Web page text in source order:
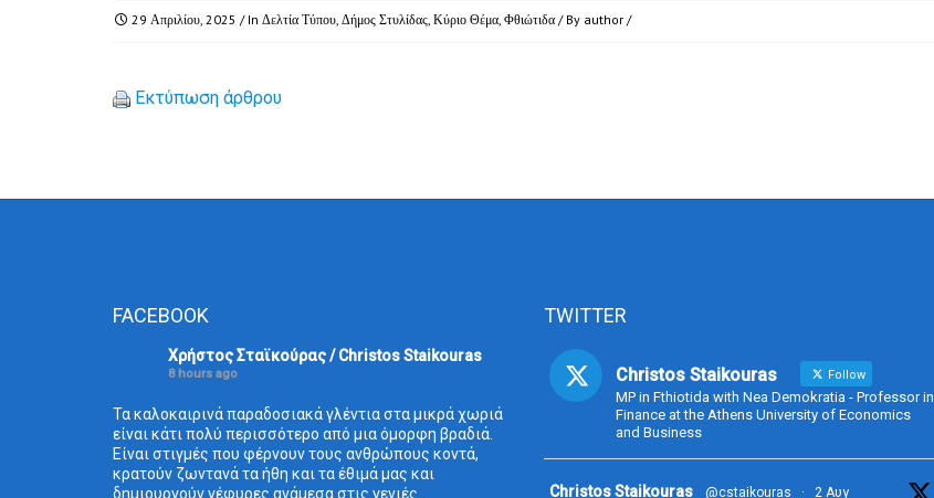
29 Απριλίου, 2025 / In Δελτία Τύπου Δήμος Στυλίδας Κύριο Θέμα Φθιώτιδα / By author /
Εκτύπωση άρθρου
FACEBOOK
Χρήστος Σταϊκούρας / Christos Staikouras
8 hours ago
Τα καλοκαιρινά παραδοσιακά γλέντια στα μικρά χωριά
είναι κάτι πολύ περισσότερο από μια όμορφη βραδιά.
Είναι στιγμές που φέρνουν τους ανθρώπους κοντά,
κρατούν ζωντανά τα ήθη και τα έθιμά μας και
δημιουργούν γέφυρες ανάμεσα στις γενιές.
TWITTER
Christos Staikouras Follow
MP in Fthiotida with Nea Demokratia - Professor in
Finance at the Athens University of Economics
and Business
Christos Staikouras @cstaikouras · 2 Αυγ